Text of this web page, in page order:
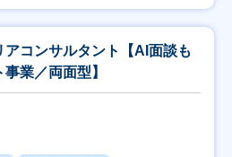
アコンサルタント【AI面談も
業／両面型】